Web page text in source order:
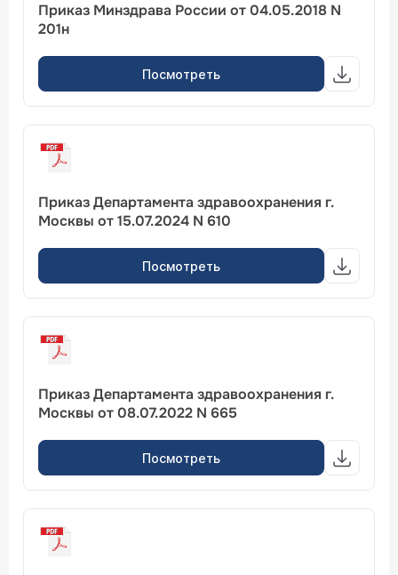
Приказ Минздрава России от 04.05.2018 N
201н
Посмотреть
Приказ Департамента здравоохранения г.
Москвы от 15.07.2024 N 610
Посмотреть
Приказ Департамента здравоохранения г.
Москвы от 08.07.2022 N 665
Посмотреть